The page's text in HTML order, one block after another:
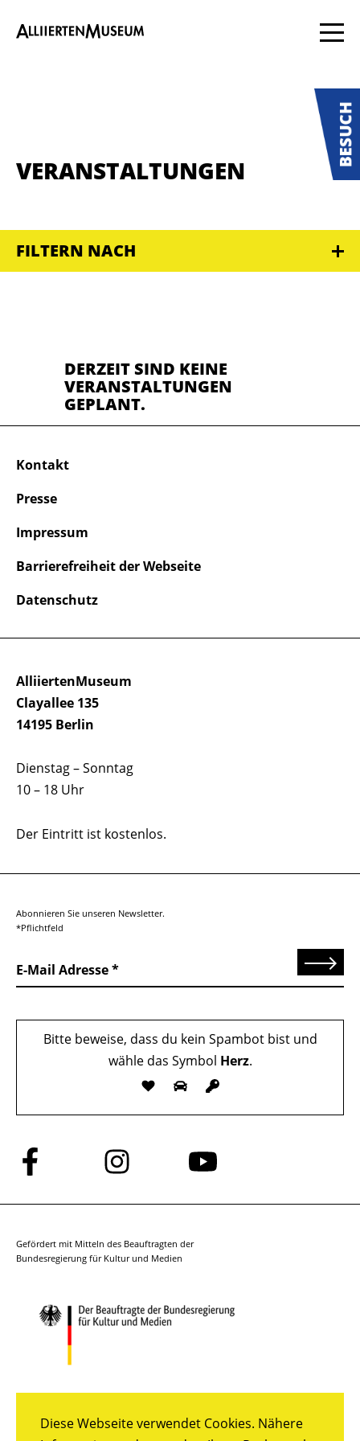
Diese Webseite verwendet Cookies. Nähere
VERANSTALTUNGEN
FILTERN NACH
DERZEIT SIND KEINE
VERANSTALTUNGEN
GEPLANT.
AlliiertenMuseum
Clayallee 135
14195 Berlin
Dienstag – Sonntag
10 – 18 Uhr
Der Eintritt ist kostenlos.
Kontakt
Presse
Impressum
Barrierefreiheit der Webseite
Datenschutz
Abonnieren Sie unseren Newsletter.
*Pflichtfeld
E-Mail Adresse Senden
Bitte beweise, dass du kein Spambot bist und
wähle das Symbol Herz.
Folge
uns
auf
Folge
uns
auf
Folge
auf
Gefördert mit Mitteln des Beauftragten der
Bundesregierung für Kultur und Medien